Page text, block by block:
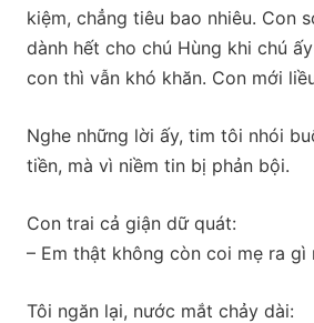
kiệm, chẳng tiêu bao nhiêu. Con
dành hết cho chú Hùng khi chú
con thì vẫn khó khăn. Con mới
Nghe những lời ấy, tim tôi nhói
tiền, mà vì niềm tin bị phản bội.
Con trai cả giận dữ quát:
– Em thật không còn coi mẹ ra gì
Tôi ngăn lại, nước mắt chảy dài: